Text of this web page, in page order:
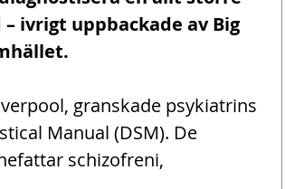
ivrigt uppbackade av Big
granskade psykiatrins
Manual (DSM). De
schizofreni,